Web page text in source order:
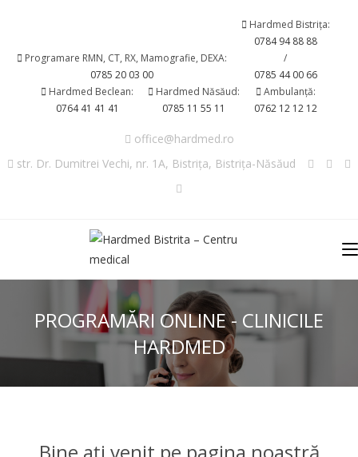
Programare RMN, CT, RX, Mamografie, DEXA:
0785 20 03 00
Hardmed Bistrița:
0784 94 88 88
/
0785 44 00 66
Hardmed Beclean:
0764 41 41 41
Hardmed Năsăud:
0785 11 55 11
Ambulanță:
0762 12 12 12
office@hardmed.ro
str. Dr. Dumitrei Vechi, nr. 1A, Bistrița, Bistrița-Năsăud
PROGRAMĂRI ONLINE - CLINICILE
HARDMED